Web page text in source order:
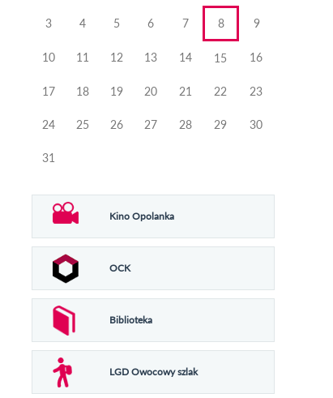
3 4 5 6 7 8 9
10 11 12 13 14 15 16
17 18 19 20 21 22 23
24 25 26 27 28 29 30
31
Kino Opolanka
OCK
Biblioteka
LGD Owocowy szlak